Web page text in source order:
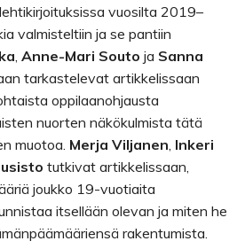
lehtikirjoituksissa vuosilta 2019–
valmisteltiin ja se pantiin
, Anne-Mari Souto ja Sanna
tarkastelevat artikkelissaan
oppilaanohjausta
nuorten näkökulmista tätä
muotoa. Merja Viljanen, Inkeri
tutkivat artikkelissaan,
joukko 19-vuotiaita
itsellään olevan ja miten he
rakentumista.